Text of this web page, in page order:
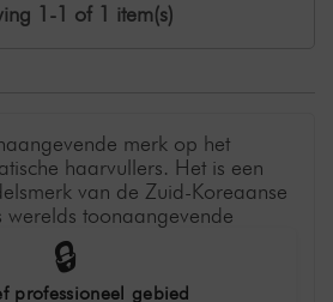
1-1 of 1 item(s)
merk op het
haarvullers. Het is een
van de Zuid-Koreaanse
toonaangevende
onderzoek naar
en hun effectiviteit. De
meer dan 120 peptiden
🔒
professioneel gebied